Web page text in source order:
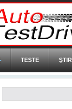
TESTE ŞTIRI